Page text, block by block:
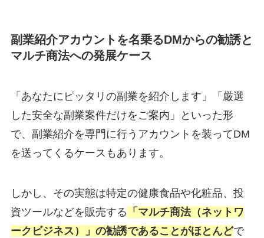
副業紹介アカウントを名乗るDMからの勧誘と
マルチ商法への発展ケース
「あなたにピッタリの副業を紹介します」「厳選
した安全な副業案件だけをご案内」といった形
で、副業紹介を専門に行うアカウントを装ってDM
を送ってくるケースもあります。
しかし、その実態は特定の健康食品や化粧品、投
資ツールなどを販売する 「マルチ商法（ネットワ
ークビジネス）」の勧誘であることがほとんどで